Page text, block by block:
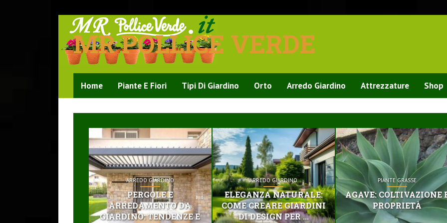
MR POLLICE VERDE
Home Piante E Fiori Tipi Di Giardino Orto Arredo Giardino Attrezzature Shop
ARREDO GIARDINO
PERGOLE E
ARREDAMENTO DA
GIARDINO: TENDENZE E
ARREDO GIARDINO
ELEGANZA NATURALE:
COME CREARE GIARDINI
DI DESIGN PER ...
PIANTE GRASSE
AGAVE: COLTIVAZIONE
PROPRIETÀ